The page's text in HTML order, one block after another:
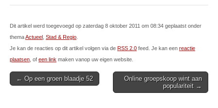
Dit artikel werd toegevoegd op zaterdag 8 oktober 2011 om 08:34 geplaatst onder
themaActueel Stad & Regio
Je kan de reacties op dit artikel volgen via de RSS 2.0 feed. Je kan een reactie
plaatsen , of een link maken vanop uw eigen website.
Post
← Op een groen blaadje 52
Online groepskoop wint aan
populariteit →